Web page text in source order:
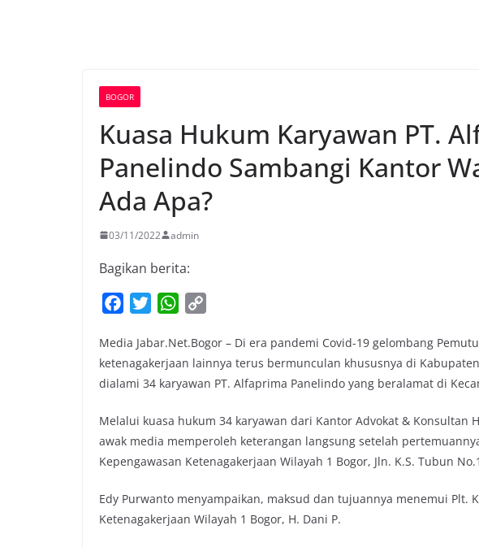
BOGOR
Kuasa Hukum Karyawan PT.
Panelindo Sambangi Kantor
Ada Apa?
03/11/2022 admin
Bagikan berita:
c
e
b
o
k
i
t
t
r
W
a
t
s
p
p
p
y
L
n
k
Media Jabar.Net.Bogor – Di era pandemi Covid-19 gelombang
ketenagakerjaan lainnya terus bermunculan khususnya di
dialami 34 karyawan PT. Alfaprima Panelindo yang beralamat di
Melalui kuasa hukum 34 karyawan dari Kantor Advokat & Konsultan
awak media memperoleh keterangan langsung setelah
Kepengawasan Ketenagakerjaan Wilayah 1 Bogor, Jln. K.S. Tubun
Edy Purwanto menyampaikan, maksud dan tujuannya menemui Plt.
Ketenagakerjaan Wilayah 1 Bogor, H. Dani P.